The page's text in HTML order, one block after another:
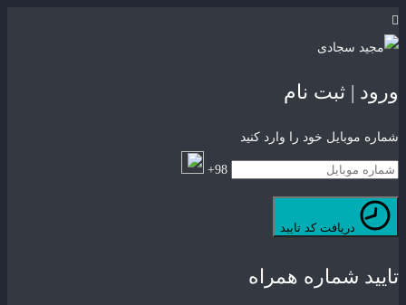
ورود | ثبت نام
شماره موبایل خود را وارد کنید
98+
تایید شماره همراه